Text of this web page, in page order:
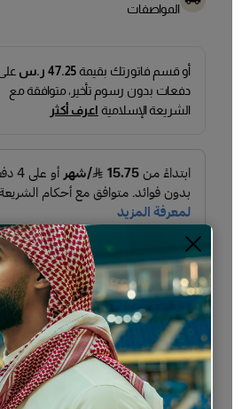
المواصفات
أو قسم فاتورتك بقيمة47.25 ر.س على4
دفعات بدون رسوم تأخير، متوافقة مع
الشريعة الإسلاميةاعرف أكثر
دليل المقاسات
الألوان المتوفره
C1
C2
C5